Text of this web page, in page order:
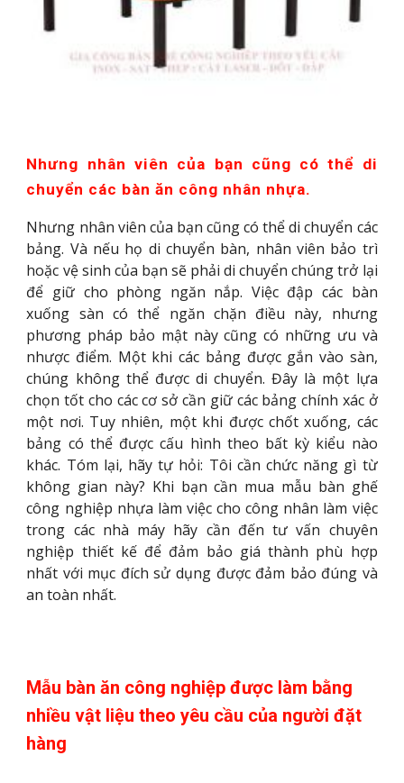
Nhưng nhân viên của bạn cũng có thể di
chuyển các bàn ăn công nhân nhựa.
Nhưng nhân viên của bạn cũng có thể di chuyển các
bảng. Và nếu họ di chuyển bàn, nhân viên bảo trì
hoặc vệ sinh của bạn sẽ phải di chuyển chúng trở lại
để giữ cho phòng ngăn nắp. Việc đập các bàn
xuống sàn có thể ngăn chặn điều này, nhưng
phương pháp bảo mật này cũng có những ưu và
nhược điểm. Một khi các bảng được gắn vào sàn,
chúng không thể được di chuyển. Đây là một lựa
chọn tốt cho các cơ sở cần giữ các bảng chính xác ở
một nơi. Tuy nhiên, một khi được chốt xuống, các
bảng có thể được cấu hình theo bất kỳ kiểu nào
khác. Tóm lại, hãy tự hỏi: Tôi cần chức năng gì từ
không gian này? Khi bạn cần mua mẫu bàn ghế
công nghiệp nhựa làm việc cho công nhân làm việc
trong các nhà máy hãy cần đến tư vấn chuyên
nghiệp thiết kế để đảm bảo giá thành phù hợp
nhất với mục đích sử dụng được đảm bảo đúng và
an toàn nhất.
Mẫu bàn ăn công nghiệp được làm bằng
nhiều vật liệu theo yêu cầu của người đặt
hàng